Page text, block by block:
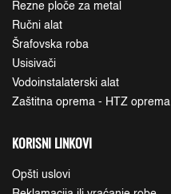
Rezne ploče za metal
Ručni alat
Šrafovska roba
Usisivači
Vodoinstalaterski alat
Zaštitna oprema - HTZ oprema
KORISNI LINKOVI
Opšti uslovi